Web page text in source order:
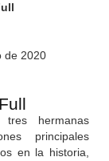
de 2020
hermanas
principales
en la historia,